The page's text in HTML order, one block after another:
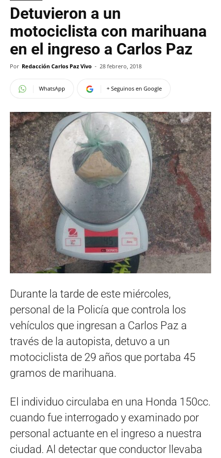
Detuvieron a un
motociclista con marihuana
en el ingreso a Carlos Paz
Por Redacción Carlos Paz Vivo - 28 febrero, 2018
WhatsApp + Seguinos en Google
Durante la tarde de este miércoles,
personal de la Policía que controla los
vehículos que ingresan a Carlos Paz a
través de la autopista, detuvo a un
motociclista de 29 años que portaba 45
gramos de marihuana.
El individuo circulaba en una Honda 150cc.
cuando fue interrogado y examinado por
personal actuante en el ingreso a nuestra
ciudad. Al detectar que conductor llevaba